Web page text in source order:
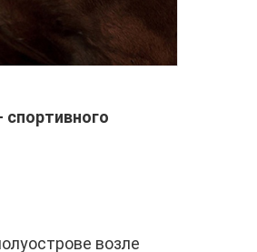
спортивного
возле